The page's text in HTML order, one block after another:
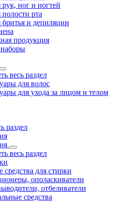
рук, ног и ногтей
рта
бритья и депиляции
продукция
весь раздел
для волос
для ухода за лицом и телом
раздел
весь раздел
для стирки
ополаскиватели
отбеливатели
средства